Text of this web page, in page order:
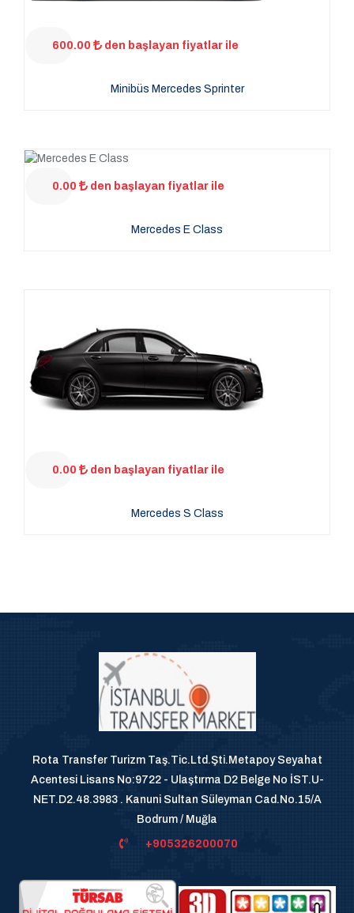
600.00 den başlayan fiyatlar ile
Minibüs Mercedes Sprinter
0.00 den başlayan fiyatlar ile
Mercedes E Class
0.00 den başlayan fiyatlar ile
Mercedes S Class
Rota Transfer Turizm Taş.Tic.Ltd.Şti.Metapoy Seyahat
Acentesi Lisans No:9722 - Ulaştırma D2 Belge No İST.U-
NET.D2.48.3983 . Kanuni Sultan Süleyman Cad.No.15/A
Bodrum / Muğla
+905326200070